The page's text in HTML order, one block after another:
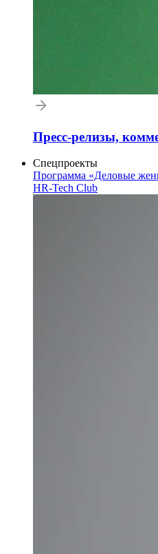
Пресс-релизы,
Спецпроекты
Программа «Деловые
HR-Tech Club